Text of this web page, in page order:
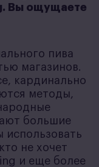
Вы ощущаете
пива
магазинов.
кардинально
методы,
большие
использовать
не хочет
и еще более